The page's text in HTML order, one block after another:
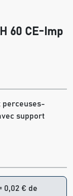
60 CE-Imp
perceuses-
support
0,02 € de